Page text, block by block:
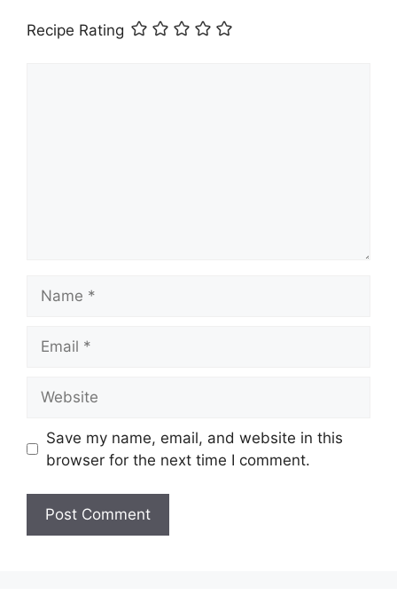
Recipe Rating
Save my name, email, and website in this
browser for the next time I comment.